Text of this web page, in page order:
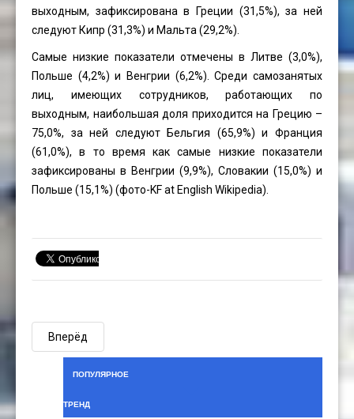
выходным, зафиксирована в Греции (31,5%), за ней
следуют Кипр (31,3%) и Мальта (29,2%).
Самые низкие показатели отмечены в Литве (3,0%),
Польше (4,2%) и Венгрии (6,2%). Среди самозанятых
лиц, имеющих сотрудников, работающих по
выходным, наибольшая доля приходится на Грецию –
75,0%, за ней следуют Бельгия (65,9%) и Франция
(61,0%), в то время как самые низкие показатели
зафиксированы в Венгрии (9,9%), Словакии (15,0%) и
Польше (15,1%) (фото-KFat English Wikipedia).
Вперёд
ПОПУЛЯРНОЕ
ТРЕНД